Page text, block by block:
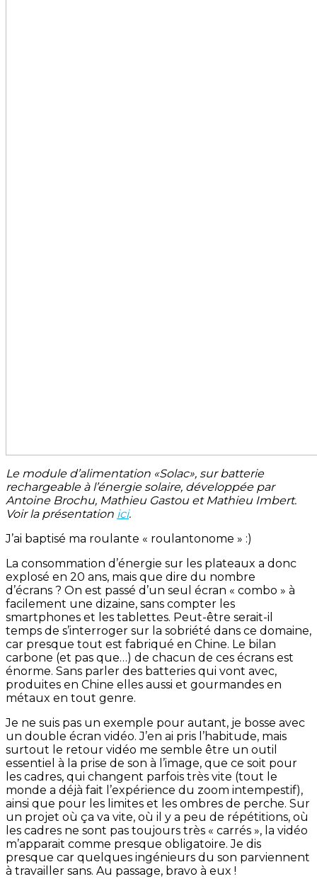
Le module d’alimentation «Solac», sur batterie
rechargeable à l’énergie solaire, développée par
Antoine Brochu, Mathieu Gastou et Mathieu Imbert.
Voir la présentation ici.
J’ai baptisé ma roulante « roulantonome » :)
La consommation d’énergie sur les plateaux a donc
explosé en 20 ans, mais que dire du nombre
d’écrans ? On est passé d’un seul écran « combo » à
facilement une dizaine, sans compter les
smartphones et les tablettes. Peut-être serait-il
temps de s’interroger sur la sobriété dans ce domaine,
car presque tout est fabriqué en Chine. Le bilan
carbone (et pas que…) de chacun de ces écrans est
énorme. Sans parler des batteries qui vont avec,
produites en Chine elles aussi et gourmandes en
métaux en tout genre.
Je ne suis pas un exemple pour autant, je bosse avec
un double écran vidéo. J’en ai pris l’habitude, mais
surtout le retour vidéo me semble être un outil
essentiel à la prise de son à l’image, que ce soit pour
les cadres, qui changent parfois très vite (tout le
monde a déjà fait l’expérience du zoom intempestif),
ainsi que pour les limites et les ombres de perche. Sur
un projet où ça va vite, où il y a peu de répétitions, où
les cadres ne sont pas toujours très « carrés », la vidéo
m’apparait comme presque obligatoire. Je dis
presque car quelques ingénieurs du son parviennent
à travailler sans. Au passage, bravo à eux !